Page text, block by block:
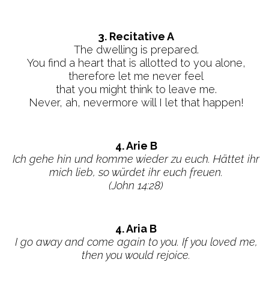
3. Recitative A
The dwelling is prepared.
You find a heart that is allotted to you alone,
therefore let me never feel
that you might think to leave me.
Never, ah, nevermore will I let that happen!
4. Arie B
Ich gehe hin und komme wieder zu euch. Hättet ihr
mich lieb, so würdet ihr euch freuen.
(John 14:28)
4. Aria B
I go away and come again to you. If you loved me,
then you would rejoice.